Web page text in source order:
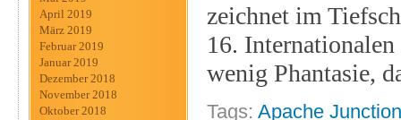
April 2019
März 2019
Februar 2019
Januar 2019
Dezember 2018
November 2018
Oktober 2018
zeichnet im
16.
wenig Phantasie,
Tags: Apache Junction